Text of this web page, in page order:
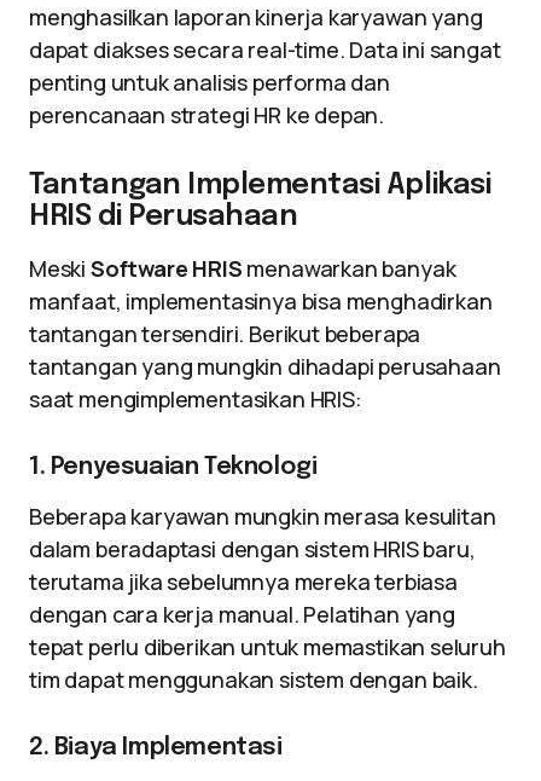
menghasilkan laporan kinerja karyawan yang
dapat diakses secara real-time. Data ini sangat
penting untuk analisis performa dan
perencanaan strategi HR ke depan.
Tantangan Implementasi Aplikasi
HRIS di Perusahaan
Meski Software HRIS menawarkan banyak
manfaat, implementasinya bisa menghadirkan
tantangan tersendiri. Berikut beberapa
tantangan yang mungkin dihadapi perusahaan
saat mengimplementasikan HRIS:
1. Penyesuaian Teknologi
Beberapa karyawan mungkin merasa kesulitan
dalam beradaptasi dengan sistem HRIS baru,
terutama jika sebelumnya mereka terbiasa
dengan cara kerja manual. Pelatihan yang
tepat perlu diberikan untuk memastikan seluruh
tim dapat menggunakan sistem dengan baik.
2. Biaya Implementasi